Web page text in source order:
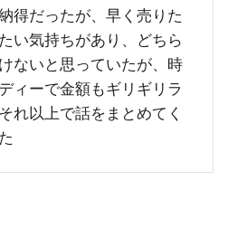
得だったが、早く売りた
い気持ちがあり、どちら
ないと思っていたが、時
ィーで金額もギリギリラ
れ以上で話をまとめてく